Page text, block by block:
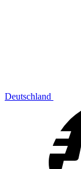
Deutschland